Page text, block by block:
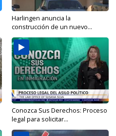
Harlingen anuncia la
construcción de un nuevo...
Conozca Sus Derechos: Proceso
legal para solicitar...